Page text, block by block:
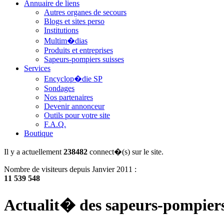
Annuaire de liens
Autres organes de secours
Blogs et sites perso
Institutions
Multim�dias
Produits et entreprises
Sapeurs-pompiers suisses
Services
Encyclop�die SP
Sondages
Nos partenaires
Devenir annonceur
Outils pour votre site
F.A.Q.
Boutique
Il y a actuellement 238482 connect�(s) sur le site.
Nombre de visiteurs depuis Janvier 2011 :
11 539 548
Actualit� des sapeurs-